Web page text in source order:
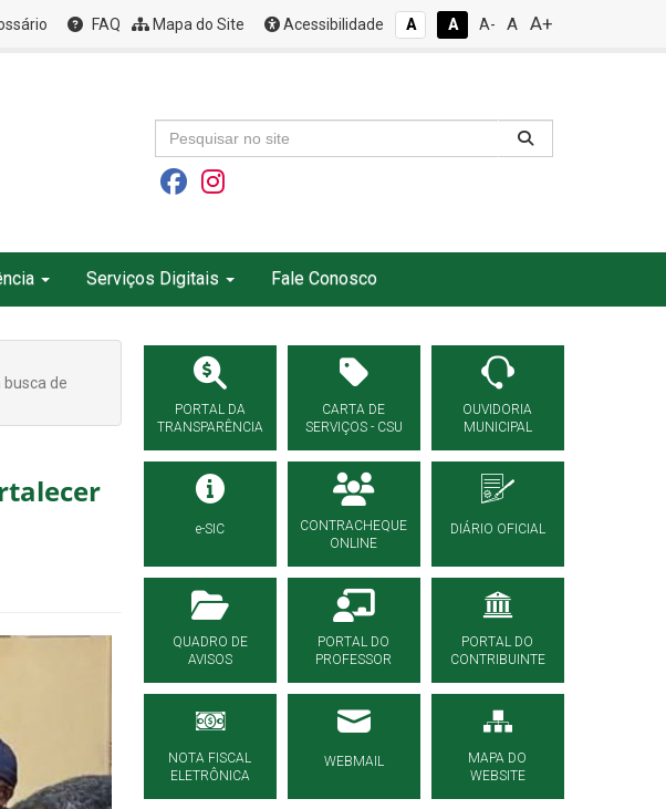
FAQ Mapa do Site Acessibilidade A A A- A A+
Serviços Digitais Fale Conosco
de
PORTAL DA
TRANSPARÊNCIA
CARTA DE
SERVIÇOS - CSU
OUVIDORIA
MUNICIPAL
e-SIC
CONTRACHEQUE
ONLINE
DIÁRIO OFICIAL
QUADRO DE
AVISOS
PORTAL DO
PROFESSOR
PORTAL DO
CONTRIBUINTE
NOTA FISCAL
ELETRÔNICA
WEBMAIL
MAPA DO
WEBSITE